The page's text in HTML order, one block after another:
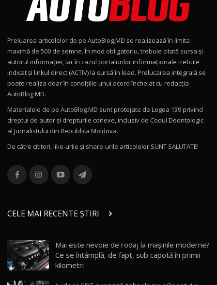
Noul Geely EX2 / Test Drive AutoBlog.MD
15:22
Mercedes-AMG E 53 HYBRID 4MATIC+ / Test
Drive AutoBlog.MD
16:27
11
Noul Volvo ES90 / Test Drive AutoBlog.MD
12
Noul MG HS / Test Drive AutoBlog.MD
16:48
13
combină aventura cu luxul / AutoBlog.MD
36:08
chinez care face lumea să se întoarcă după el
/ AutoBlog.MD
17:27
15 14:37
Preluarea articolelor de pe AutoBlog.MD se realizează în limita
maximă de 500 de semne. În mod obligatoriu, trebuie citată sursa și
autorul informației, iar în cazul portalurilor informaționale trebuie
indicat și linkul direct (ACTIV) la sursă în lead. Prelucarea integrală se
poate realiza doar în condițiile unui acord încheiat cu redacţia
AutoBlog.MD.
Materialele de pe AutoBlog.MD sunt protejate de Legea 139 privind
dreptul de autor și drepturile conexe, inclusiv de Codul Deontologic
al Jurnalistului din Republica Moldova.
De către cititori, like-urile şi share-urile articolelor SUNT SALUTATE!
CELE MAI RECENTE ȘTIRI
Mai este nevoie de rodaj la mașinile moderne?
Ce se întâmplă, de fapt, sub capotă în primii
kilometri